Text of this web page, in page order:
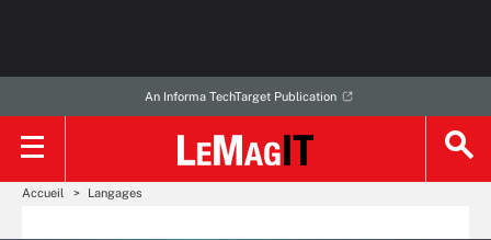
An Informa TechTarget Publication
Accueil Langages